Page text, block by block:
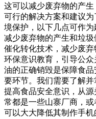
这可以减少废弃物的产生
可行的解决方案和建议
境保护，以下几点可作为
减少废弃物的产生和垃
催化转化技术，减少废
环保意识教育，引导公
油的正确销毁是保障食
要环节。我们需要了解
提高食品安全意识，从
常都是一些山寨厂商，
可以大大降低其制作手